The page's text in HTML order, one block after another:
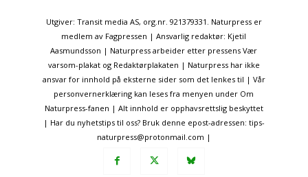
Utgiver: Transit media AS, org.nr. 921379331. Naturpress er
medlem av Fagpressen | Ansvarlig redaktør: Kjetil
Aasmundsson | Naturpress arbeider etter pressens Vær
varsom-plakat og Redaktørplakaten | Naturpress har ikke
ansvar for innhold på eksterne sider som det lenkes til | Vår
personvernerklæring kan leses fra menyen under Om
Naturpress-fanen | Alt innhold er opphavsrettslig beskyttet
| Har du nyhetstips til oss? Bruk denne epost-adressen: tips-
naturpress@protonmail.com |